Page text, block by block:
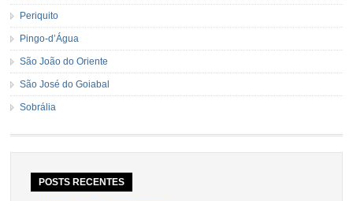
Periquito
Pingo-d’Água
São João do Oriente
São José do Goiabal
Sobrália
POSTS RECENTES